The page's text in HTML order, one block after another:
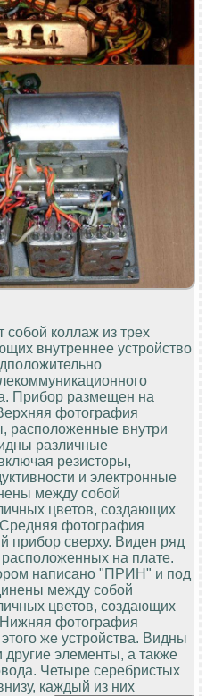
собой коллаж из трех
внутреннее устройство
Прибор размещен на
фотография
расположенные внутри
различные
резисторы,
и электронные
между собой
цветов, создающих
фотография
прибор сверху. Виден ряд
на плате.
написано "ПРИН" и под
между собой
цветов, создающих
фотография
же устройства. Видны
другие элементы, а также
Четыре серебристых
каждый из них